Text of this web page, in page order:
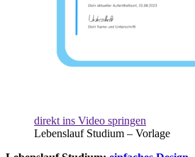
direkt ins Video springen
Lebenslauf Studium – Vorlage